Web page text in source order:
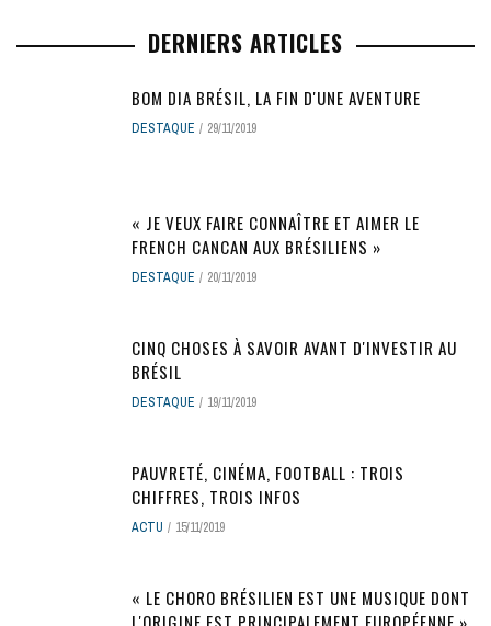
DERNIERS ARTICLES
BOM DIA BRÉSIL, LA FIN D'UNE AVENTURE
DESTAQUE 29/11/2019
« JE VEUX FAIRE CONNAÎTRE ET AIMER LE
FRENCH CANCAN AUX BRÉSILIENS »
DESTAQUE 20/11/2019
CINQ CHOSES À SAVOIR AVANT D'INVESTIR AU
BRÉSIL
DESTAQUE 19/11/2019
PAUVRETÉ, CINÉMA, FOOTBALL : TROIS
CHIFFRES, TROIS INFOS
ACTU 15/11/2019
« LE CHORO BRÉSILIEN EST UNE MUSIQUE DONT